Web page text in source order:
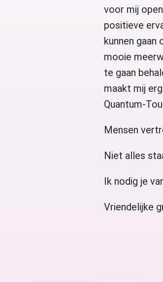
voor mij
positieve
kunnen gaan
mooie
te gaan
maakt mij
Quantum-
Mensen
Niet alles
Ik nodig je
Vriendelijke